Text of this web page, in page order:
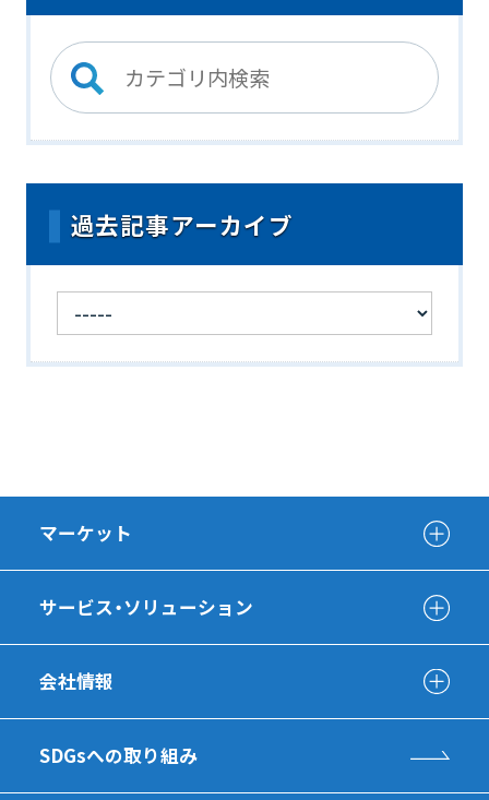
過去記事アーカイブ
マーケット
サービス・ソリューション
会社情報
SDGsへの取り組み